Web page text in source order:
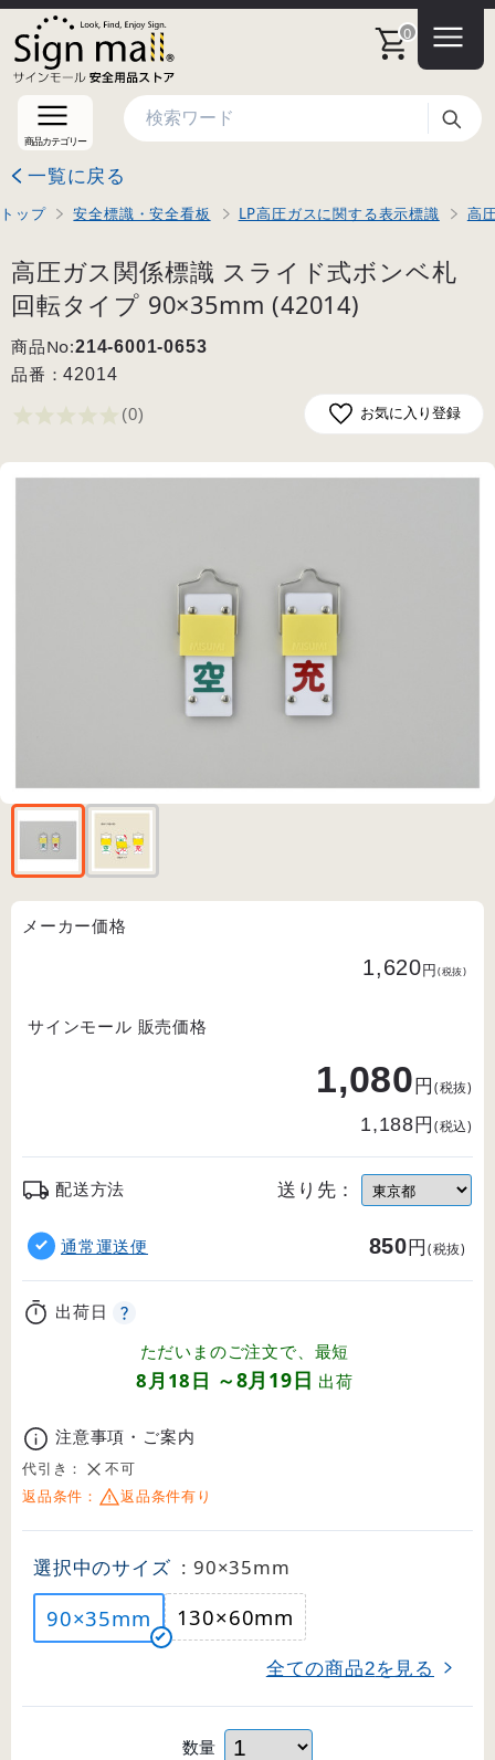
0
商品カテゴリー
検索
一覧に戻る
トップ 安全標識・安全看板 LP高圧ガスに関する表示標識 高
高圧ガス関係標識 スライド式ボンベ札
回転タイプ 90×35mm (42014)
商品No:214-6001-0653
品番：42014
(0) お気に入り登録
メーカー価格
1,620円(税抜)
サインモール 販売価格
1,080円(税抜)
1,188円(税込)
配送方法 送り先：
通常運送便 850円(税抜)
出荷日
ただいまのご注文で、最短
8月18日 ～8月19日 出荷
注意事項・ご案内
代引き：
不可
返品条件：
返品条件有り
選択中のサイズ : 90×35mm
90×35mm 130×60mm
全ての商品2を見る
数量